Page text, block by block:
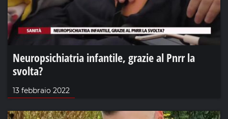
Neuropsichiatria infantile, grazie al Pnrr la
svolta?
13 febbraio 2022